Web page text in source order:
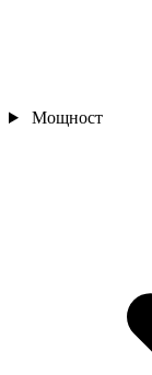
Мощност